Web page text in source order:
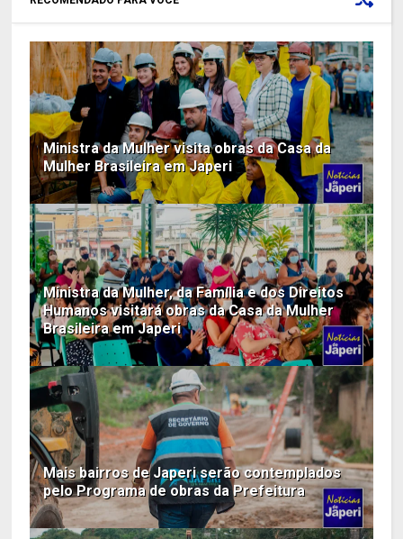
Ministra da Mulher visita obras da Casa da
Mulher Brasileira em Japeri
Ministra da Mulher, da Família e dos Direitos
Humanos visitará obras da Casa da Mulher
Brasileira em Japeri
Mais bairros de Japeri serão contemplados
pelo Programa de obras da Prefeitura